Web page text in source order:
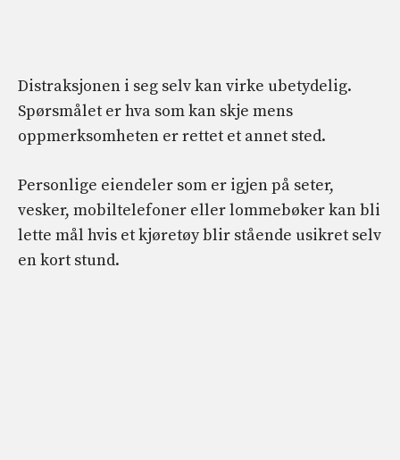
Distraksjonen i seg selv kan virke ubetydelig.
Spørsmålet er hva som kan skje mens
oppmerksomheten er rettet et annet sted.
Personlige eiendeler som er igjen på seter,
vesker, mobiltelefoner eller lommebøker kan bli
lette mål hvis et kjøretøy blir stående usikret selv
en kort stund.